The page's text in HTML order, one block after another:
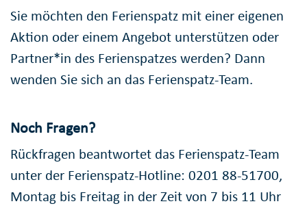
Sie möchten den Ferienspatz mit einer eigenen
Aktion oder einem Angebot unterstützen oder
Partner*in des Ferienspatzes werden? Dann
wenden Sie sich an das Ferienspatz-Team.
Noch Fragen?
Rückfragen beantwortet das Ferienspatz-Team
unter der Ferienspatz-Hotline: 0201 88-51700,
Montag bis Freitag in der Zeit von 7 bis 11 Uhr